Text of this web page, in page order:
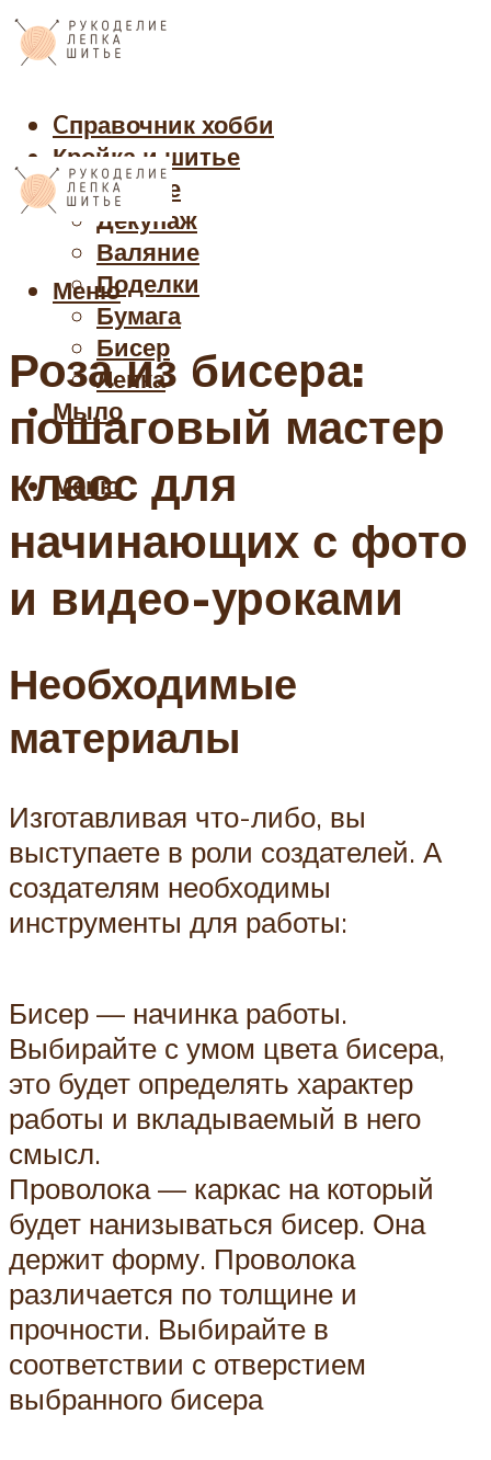
Cправочник хобби
Кройка и шитье
Рукоделие
Декупаж
Валяние
Поделки
Бумага
Бисер
Лепка
Мыло
Меню
Меню
Роза из бисера:
пошаговый мастер
класс для
начинающих с фото
и видео-уроками
Необходимые
материалы
Изготавливая что-либо, вы
выступаете в роли создателей. А
создателям необходимы
инструменты для работы:
Бисер — начинка работы.
Выбирайте с умом цвета бисера,
это будет определять характер
работы и вкладываемый в него
смысл.
Проволока — каркас на который
будет нанизываться бисер. Она
держит форму. Проволока
различается по толщине и
прочности. Выбирайте в
соответствии с отверстием
выбранного бисера